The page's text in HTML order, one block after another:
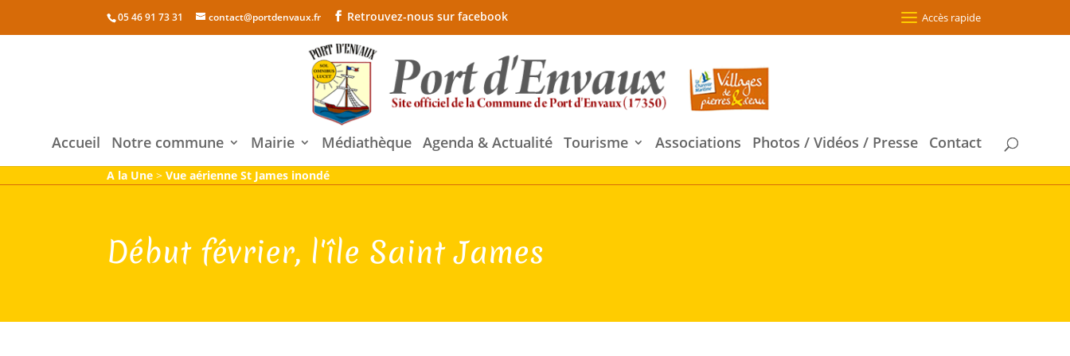
05 46 91 73 31 contact@portdenvaux.fr Retrouvez-nous sur facebook Accès rapide
Accueil Notre commune Mairie Médiathèque Agenda & Actualité Tourisme Associations Photos / Vidéos / Presse Contact
A la Une >Vue aérienne St James inondé
Début février, l'île Saint James